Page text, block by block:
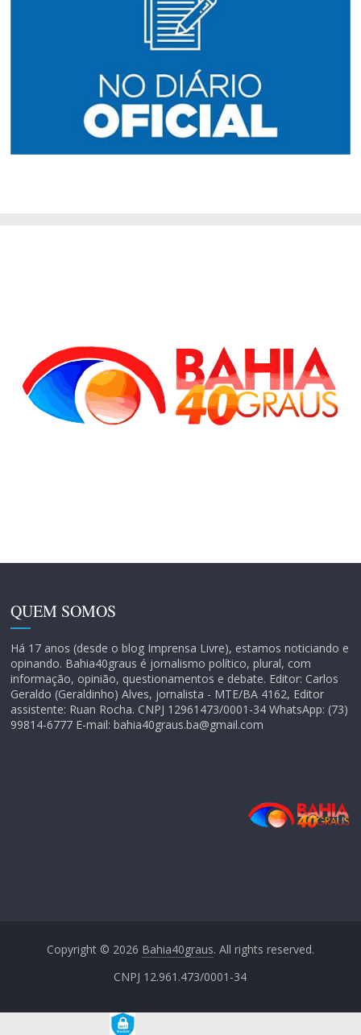
QUEM SOMOS
Há 17 anos (desde o blog Imprensa Livre), estamos noticiando e
opinando. Bahia40graus é jornalismo político, plural, com
informação, opinião, questionamentos e debate. Editor: Carlos
Geraldo (Geraldinho) Alves, jornalista - MTE/BA 4162, Editor
assistente: Ruan Rocha. CNPJ 12961473/0001-34 WhatsApp: (73)
99814-6777 E-mail: bahia40graus.ba@gmail.com
Copyright © 2026 Bahia40graus. All rights reserved.
CNPJ 12.961.473/0001-34